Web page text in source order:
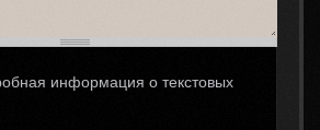
информация о текстовых